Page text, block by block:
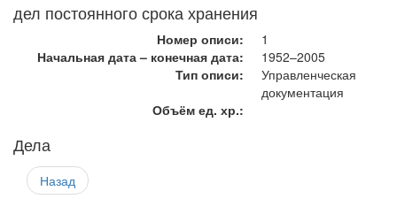
дел постоянного срока хранения
Номер описи:
1
Начальная дата – конечная дата:
1952–2005
Тип описи:
Управленческая
документация
Объём ед. хр.:
Дела
Назад